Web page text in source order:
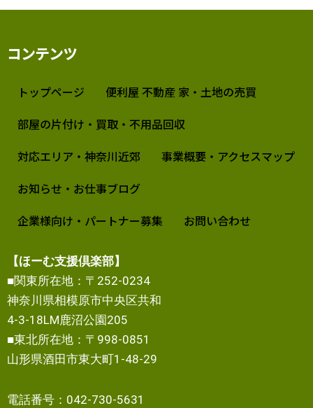
コンテンツ
トップページ
便利屋 不動産 家・土地の売買
部屋の片付け・買取・不用品回収
対応エリア・神奈川近郊
事業概要・アクセスマップ
お知らせ・お仕事ブログ
企業様向け・パートナー募集
お問い合わせ
【ほーむ支援倶楽部】
■関東所在地：〒252-0234
神奈川県相模原市中央区共和
4-3-18LM鹿沼公園205
■東北所在地：〒998-0851
山形県酒田市東大町1-48-29
電話番号：042-730-5631